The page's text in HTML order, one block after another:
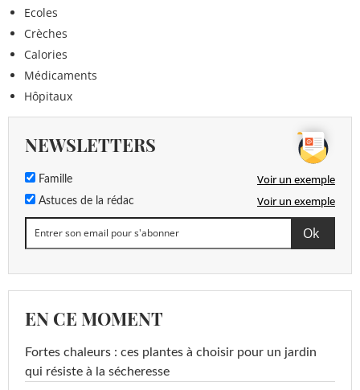
Ecoles
Crèches
Calories
Médicaments
Hôpitaux
NEWSLETTERS
Famille Voir un exemple
Astuces de la rédac Voir un exemple
EN CE MOMENT
Fortes chaleurs : ces plantes à choisir pour un jardin
qui résiste à la sécheresse